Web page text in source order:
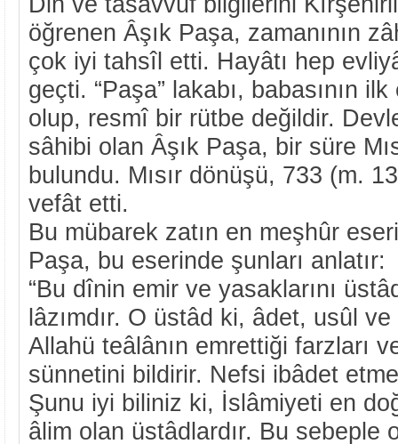
öğrenen Âşık Paşa, zamanının
çok iyi tahsîl etti. Hayâtı hep
geçti. “Paşa” lakabı, babasının
olup, resmî bir rütbe değildir.
sâhibi olan Âşık Paşa, bir süre
bulundu. Mısır dönüşü, 733 (m.
vefât etti.
Bu mübarek zatın en meşhûr
Paşa, bu eserinde şunları anlatır:
“Bu dînin emir ve yasaklarını
lâzımdır. O üstâd ki, âdet, usûl
Allahü teâlânın emrettiği farzları
sünnetini bildirir. Nefsi ibâdet
Şunu iyi biliniz ki, İslâmiyeti en
âlim olan üstâdlardır. Bu sebeple